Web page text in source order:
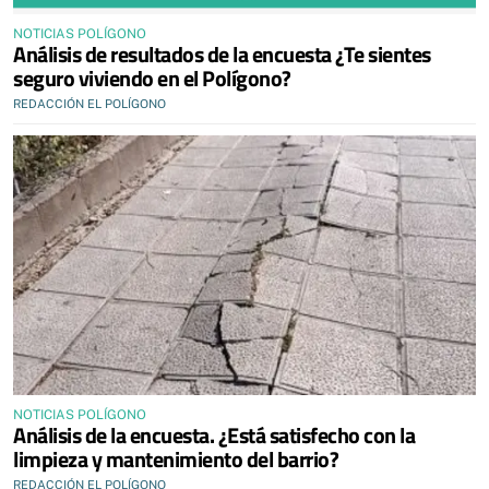
NOTICIAS POLÍGONO
Análisis de resultados de la encuesta ¿Te sientes
seguro viviendo en el Polígono?
REDACCIÓN EL POLÍGONO
NOTICIAS POLÍGONO
Análisis de la encuesta. ¿Está satisfecho con la
limpieza y mantenimiento del barrio?
REDACCIÓN EL POLÍGONO